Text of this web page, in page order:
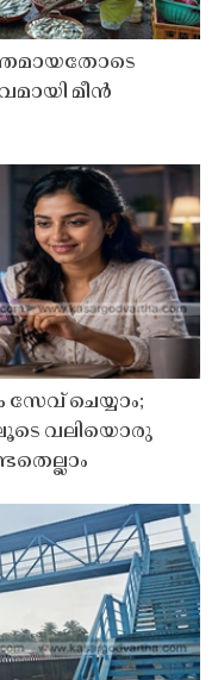
മീൻ
ചെയ്യാം;
വലിയൊരു